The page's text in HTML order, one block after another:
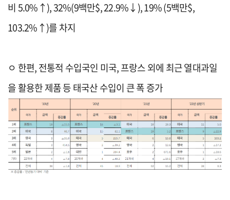
비5.0% ↑), 32%(9백만$, 22.9%↓ ), 19%(5백만$,
103.2% ↑)를 차지
ㅇ 한편,전통적 수입국인 미국,프랑스외에 최근 열대과일
을 활용한제품등태국산 수입이 큰 폭 증가